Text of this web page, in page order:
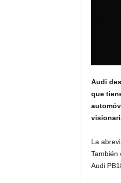
Audi
que
La
También
Audi